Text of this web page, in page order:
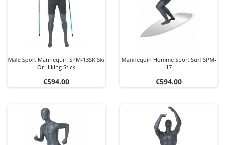
Male Sport Mannequin SPM-13SK Ski
Or Hiking Stick
Price
€594.00
Mannequin Homme Sport Surf SPM-
17
Price
€594.00